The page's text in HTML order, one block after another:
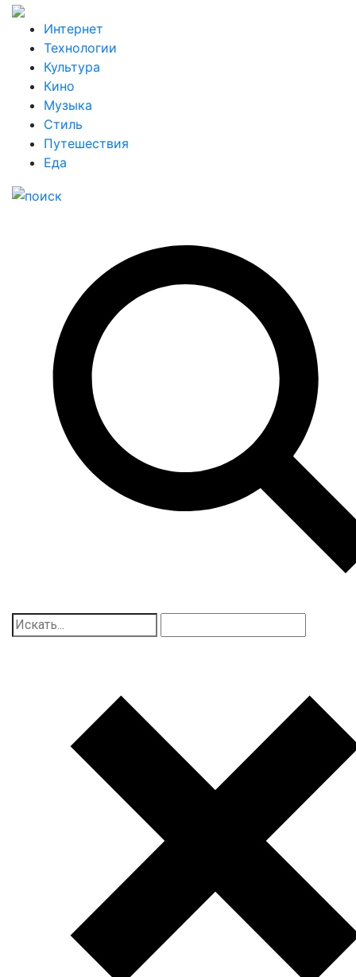
Интернет
Технологии
Культура
Кино
Музыка
Стиль
Путешествия
Еда